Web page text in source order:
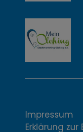
e
r
e
I
t
Impressum
Erklärung